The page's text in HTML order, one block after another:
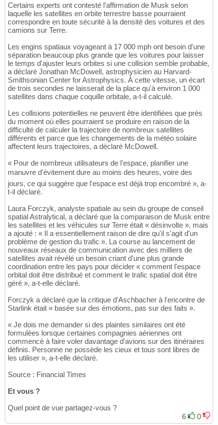
Certains experts ont contesté l'affirmation de Musk selon
laquelle les satellites en orbite terrestre basse pourraient
correspondre en toute sécurité à la densité des voitures et des
camions sur Terre.
Les engins spatiaux voyageant à 17 000 mph ont besoin d'une
séparation beaucoup plus grande que les voitures pour laisser
le temps d'ajuster leurs orbites si une collision semble probable,
a déclaré Jonathan McDowell, astrophysicien au Harvard-
Smithsonian Center for Astrophysics. À cette vitesse, un écart
de trois secondes ne laisserait de la place qu'à environ 1 000
satellites dans chaque coquille orbitale, a-t-il calculé.
Les collisions potentielles ne peuvent être identifiées que près
du moment où elles pourraient se produire en raison de la
difficulté de calculer la trajectoire de nombreux satellites
différents et parce que les changements de la météo solaire
affectent leurs trajectoires, a déclaré McDowell.
« Pour de nombreux utilisateurs de l'espace, planifier une
manuvre d'évitement dure au moins des heures, voire des
jours, ce qui suggère que l'espace est déjà trop encombré », a-
t-il déclaré.
Laura Forczyk, analyste spatiale au sein du groupe de conseil
spatial Astralytical, a déclaré que la comparaison de Musk entre
les satellites et les véhicules sur Terre était « désinvolte », mais
a ajouté : « Il a essentiellement raison de dire qu'il s'agit d'un
problème de gestion du trafic ». La course au lancement de
nouveaux réseaux de communication avec des milliers de
satellites avait révélé un besoin criant d'une plus grande
coordination entre les pays pour décider « comment l'espace
orbital doit être distribué et comment le trafic spatial doit être
géré », a-t-elle déclaré.
Forczyk a déclaré que la critique d'Aschbacher à l'encontre de
Starlink était « basée sur des émotions, pas sur des faits ».
« Je dois me demander si des plaintes similaires ont été
formulées lorsque certaines compagnies aériennes ont
commencé à faire voler davantage d'avions sur des itinéraires
définis. Personne ne possède les cieux et tous sont libres de
les utiliser », a-t-elle déclaré.
Source : Financial Times
Et vous ?
Quel point de vue partagez-vous ?
6
0